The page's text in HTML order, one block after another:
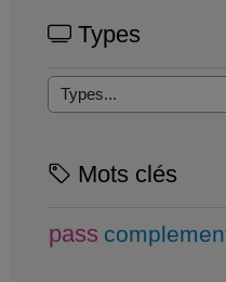
Types
Mots clés
pass